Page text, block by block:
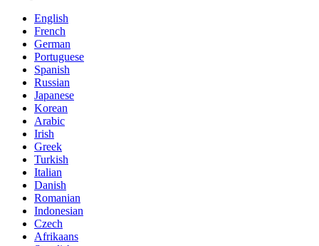
English
French
German
Portuguese
Spanish
Russian
Japanese
Korean
Arabic
Irish
Greek
Turkish
Italian
Danish
Romanian
Indonesian
Czech
Afrikaans